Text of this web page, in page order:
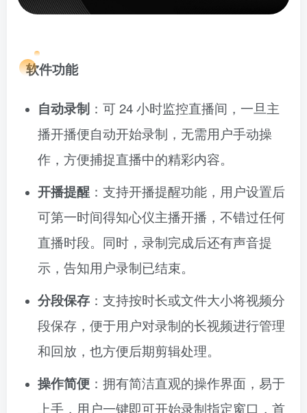
软件功能
自动录制 ：可 24 小时监控直播间，一旦主
播开播便自动开始录制，无需用户手动操
作，方便捕捉直播中的精彩内容。
开播提醒 ：支持开播提醒功能，用户设置后
可第一时间得知心仪主播开播，不错过任何
直播时段。同时，录制完成后还有声音提
示，告知用户录制已结束。
分段保存 ：支持按时长或文件大小将视频分
段保存，便于用户对录制的长视频进行管理
和回放，也方便后期剪辑处理。
操作简便 ：拥有简洁直观的操作界面，易于
上手，用户一键即可开始录制指定窗口，首